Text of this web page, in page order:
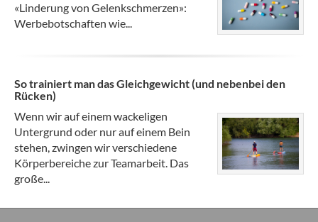
«Linderung von Gelenkschmerzen»:
Werbebotschaften wie...
So trainiert man das Gleichgewicht (und nebenbei den
Rücken)
Wenn wir auf einem wackeligen
Untergrund oder nur auf einem Bein
stehen, zwingen wir verschiedene
Körperbereiche zur Teamarbeit. Das
große...